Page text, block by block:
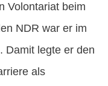
Volontariat beim
NDR war er im
Damit legte er den
als